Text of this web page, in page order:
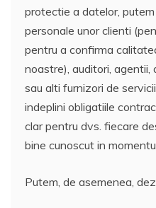
protectie a datelor,
personale unor clienti
pentru a confirma
noastre), auditori,
sau alti furnizori de
indeplini obligatiile
clar pentru dvs. fiecare
bine cunoscut in
Putem, de asemenea,